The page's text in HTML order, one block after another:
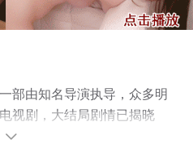
部由知名导演执导，众多明
视剧，大结局剧情已揭晓
高清未删减完整版电视剧全
